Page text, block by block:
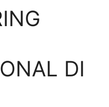
DI